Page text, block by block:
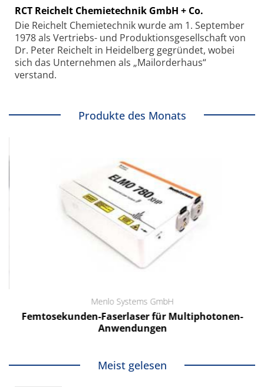
RCT Reichelt Chemietechnik GmbH + Co.
Die Reichelt Chemietechnik wurde am 1. September
1978 als Vertriebs- und Produktionsgesellschaft von
Dr. Peter Reichelt in Heidelberg gegründet, wobei
sich das Unternehmen als „Mailorderhaus“
verstand.
Produkte des Monats
Menlo Systems GmbH
Femtosekunden-Faserlaser für Multiphotonen-
Anwendungen
Meist gelesen